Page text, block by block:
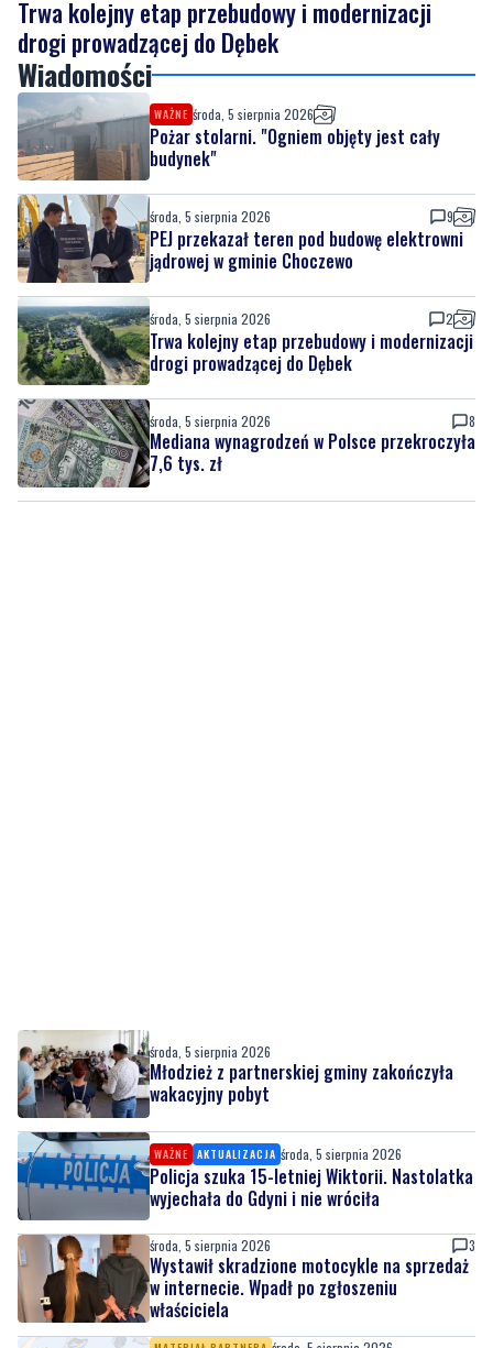
WAŻNE środa, 5 sierpnia 2026
Pożar stolarni. "Ogniem objęty jest cały
budynek"
środa, 5 sierpnia 2026
PEJ przekazał teren pod budowę elektrowni
środa, 5 sierpnia 2026 2
Trwa kolejny etap przebudowy i modernizacji
środa, 5 sierpnia 2026 8
Mediana wynagrodzeń w Polsce przekroczyła
7,6 tys. zł
WAŻNE AKTUALIZACJA środa, 5 sierpnia 2026
Policja szuka 15-letniej Wiktorii. Nastolatka
środa, 5 sierpnia 2026
Wystawił skradzione motocykle na sprzedaż
w internecie. Wpadł po zgłoszeniu
właściciela
MATERIAŁ PARTNERA środa, 5 sierpnia 2026
Kursy maturalne w Gdańsku – ruszają zapisy!
Przygotuj się do matury z Szkołą Effective
Teaching!